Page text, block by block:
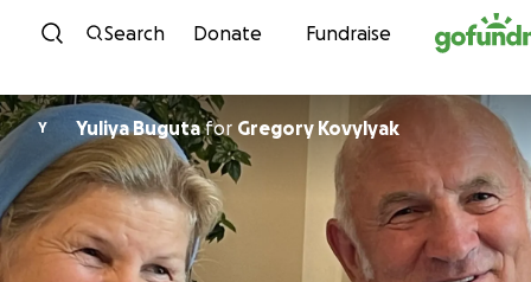
Skip to content
Search Donate Fundraise
Y Yuliya Bugutafor Gregory Kovylyak